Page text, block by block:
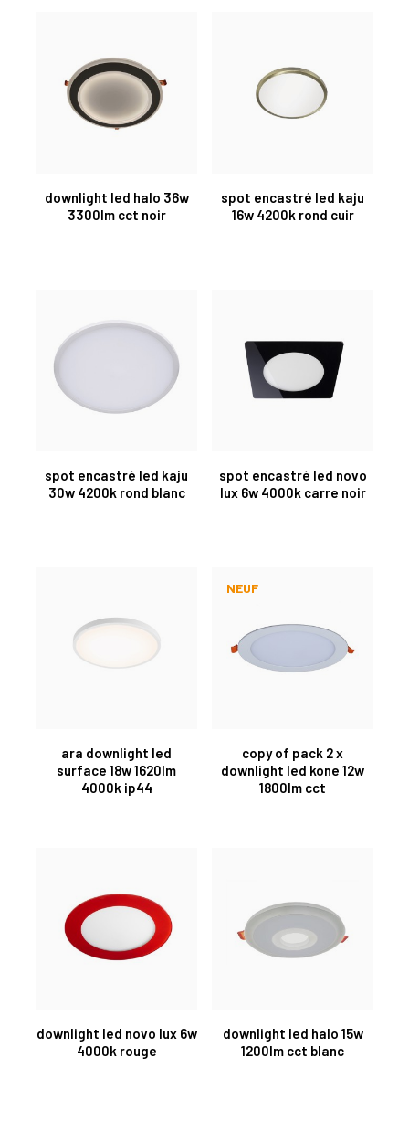
downlight led halo 36w
3300lm cct noir
spot encastré led kaju
16w 4200k rond cuir
spot encastré led kaju
30w 4200k rond blanc
spot encastré led novo
lux 6w 4000k carre noir
ara downlight led
surface 18w 1620lm
4000k ip44
copy of pack 2 x
downlight led kone 12w
1800lm cct
NEUF
downlight led novo lux 6w
4000k rouge
downlight led halo 15w
1200lm cct blanc